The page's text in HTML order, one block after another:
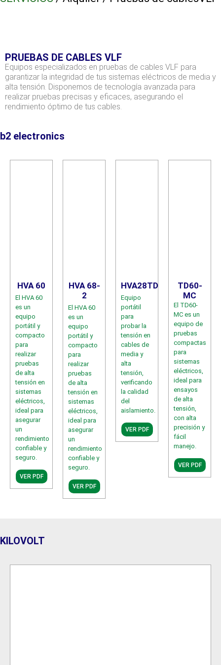
PRUEBAS DE CABLES VLF
Equipos especializados en pruebas de cables VLF para
garantizar la integridad de tus sistemas eléctricos de media y
alta tensión. Disponemos de tecnología avanzada para
realizar pruebas precisas y eficaces, asegurando el
rendimiento óptimo de tus cables.
b2 electronics
HVA 60
El HVA 60
es un
equipo
portátil y
compacto
para
realizar
pruebas
de alta
tensión en
sistemas
eléctricos,
ideal para
asegurar
un
rendimiento
confiable y
seguro.
VER PDF
HVA 68-
2
El HVA 60
es un
equipo
portátil y
compacto
para
realizar
pruebas
de alta
tensión en
sistemas
eléctricos,
ideal para
asegurar
un
rendimiento
confiable y
seguro.
VER PDF
HVA28TD
Equipo
portátil
para
probar la
tensión en
cables de
media y
alta
tensión,
verificando
la calidad
del
aislamiento.
VER PDF
TD60-
MC
El TD60-
MC es un
equipo de
pruebas
compactas
para
sistemas
eléctricos,
ideal para
ensayos
de alta
tensión,
con alta
precisión y
fácil
manejo.
VER PDF
KILOVOLT